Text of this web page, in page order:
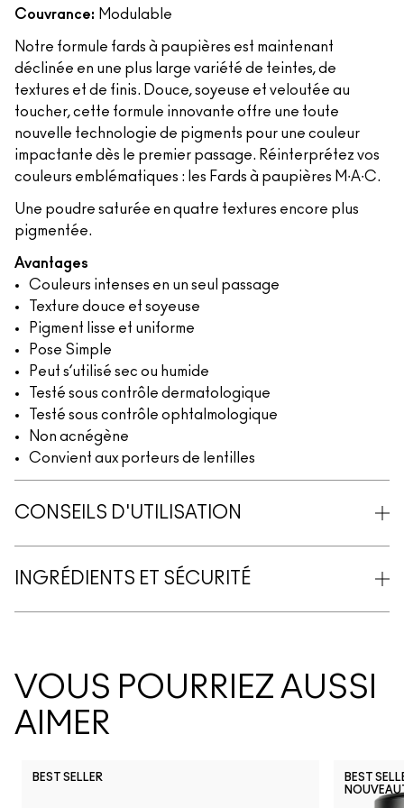
Couvrance: Modulable
Notre formule fards à paupières est maintenant
déclinée en une plus large variété de teintes, de
textures et de finis. Douce, soyeuse et veloutée au
toucher, cette formule innovante offre une toute
nouvelle technologie de pigments pour une couleur
impactante dès le premier passage. Réinterprétez vos
couleurs emblématiques : les Fards à paupières M∙A∙C.
Une poudre saturée en quatre textures encore plus
pigmentée.
Avantages
Couleurs intenses en un seul passage
Texture douce et soyeuse
Pigment lisse et uniforme
Pose Simple
Peut s’utilisé sec ou humide
Testé sous contrôle dermatologique
Testé sous contrôle ophtalmologique
Non acnégène
Convient aux porteurs de lentilles
CONSEILS D'UTILISATION
INGRÉDIENTS ET SÉCURITÉ
VOUS POURRIEZ AUSSI
AIMER
BEST SELLER
BEST